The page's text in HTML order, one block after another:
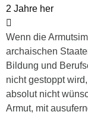
2 Jahre her
Wenn die
archaischen
Bildung und
nicht gestoppt
absolut nicht
Armut, mit